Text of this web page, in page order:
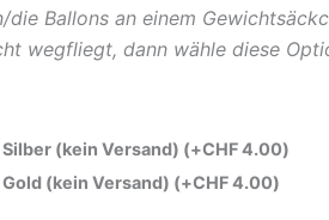
die Ballons an einem
wegfliegt, dann wähle diese
(kein Versand) (+CHF4.00)
(kein Versand) (+CHF4.00)